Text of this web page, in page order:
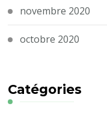
novembre 2020
octobre 2020
Catégories